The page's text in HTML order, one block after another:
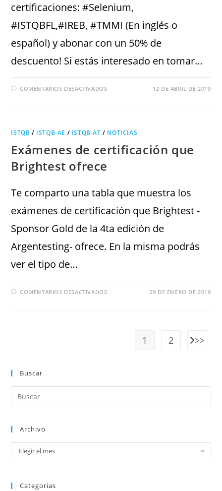
certificaciones: #Selenium,
#ISTQBFL,#IREB, #TMMI (En inglés o
español) y abonar con un 50% de
descuento! Si estás interesado en tomar…
COMENTARIOS DESACTIVADOS 12 DE ABRIL DE 2019
ISTQB / ISTQB-AE / ISTQB-AT / NOTICIAS
Exámenes de certificación que
Brightest ofrece
Te comparto una tabla que muestra los
exámenes de certificación que Brightest -
Sponsor Gold de la 4ta edición de
Argentesting- ofrece. En la misma podrás
ver el tipo de…
COMENTARIOS DESACTIVADOS 29 DE ENERO DE 2019
1 2
Buscar
Archivo
Elegir el mes
Categorias